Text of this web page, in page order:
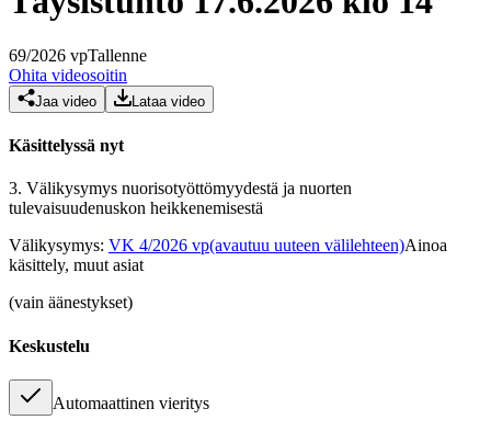
69/2026 vpTallenne
Ohita videosoitin
Jaa video Lataa video
Käsittelyssä nyt
3. Välikysymys nuorisotyöttömyydestä ja nuorten
tulevaisuudenuskon heikkenemisestä
Välikysymys: VK 4/2026 vp(avautuu uuteen välilehteen)Ainoa
käsittely, muut asiat
(vain äänestykset)
Keskustelu
Automaattinen vieritys